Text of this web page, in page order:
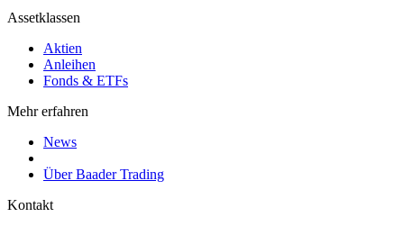
Assetklassen
Aktien
Anleihen
Fonds & ETFs
Mehr erfahren
News
Über Baader Trading
Kontakt